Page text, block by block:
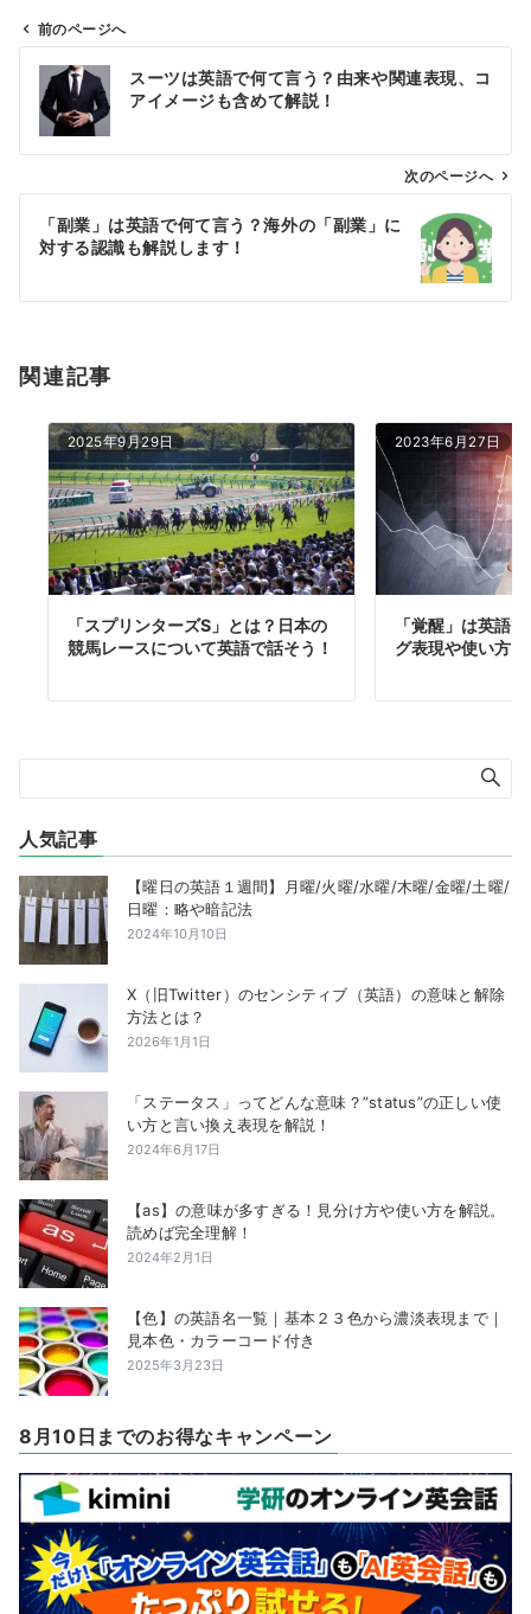
ビ
ン
前のページへ
スーツは英語で何て言う？由来や関連表現、コ
アイメージも含めて解説！
次のページへ
「副業」は英語で何て言う？海外の「副業」に
対する認識も解説します！
関連記事
2025年9月29日
「スプリンターズS」とは？日本の
競馬レースについて英語で話そう！
2023年6月27日
「覚醒」は英語
グ表現や使い方
人気記事
【曜日の英語１週間】月曜/火曜/水曜/木曜/金曜/土曜/
日曜：略や暗記法
2024年10月10日
X（旧Twitter）のセンシティブ（英語）の意味と解除
方法とは？
2026年1月1日
「ステータス」ってどんな意味？”status”の正しい使
い方と言い換え表現を解説！
2024年6月17日
【as】の意味が多すぎる！見分け方や使い方を解説。
読めば完全理解！
2024年2月1日
【色】の英語名一覧｜基本２３色から濃淡表現まで｜
見本色・カラーコード付き
2025年3月23日
8月10日までのお得なキャンペーン